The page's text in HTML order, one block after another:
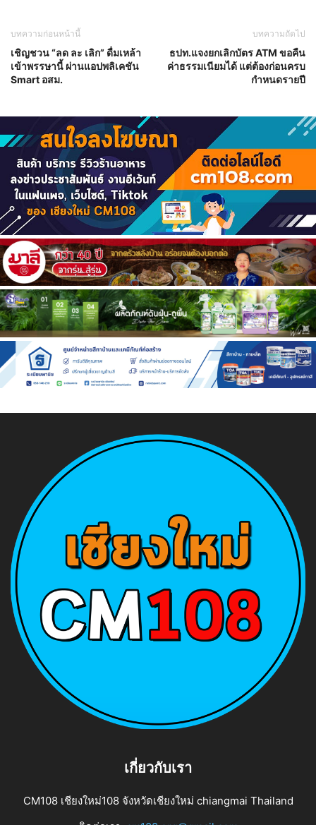
บทความก่อนหน้านี้
เชิญชวน “ลด ละ เลิก” ดื่มเหล้า
เข้าพรรษานี้ ผ่านแอปพลิเคชัน
Smart อสม.
บทความถัดไป
ธปท.แจงยกเลิกบัตร ATM ขอคืน
ค่าธรรมเนียมได้ แต่ต้องก่อนครบ
กำหนดรายปี
เกี่ยวกับเรา
CM108 เชียงใหม่108 จังหวัดเชียงใหม่ chiangmai Thailand